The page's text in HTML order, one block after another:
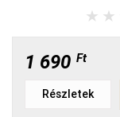
★ ★
1 690 Ft
Részletek